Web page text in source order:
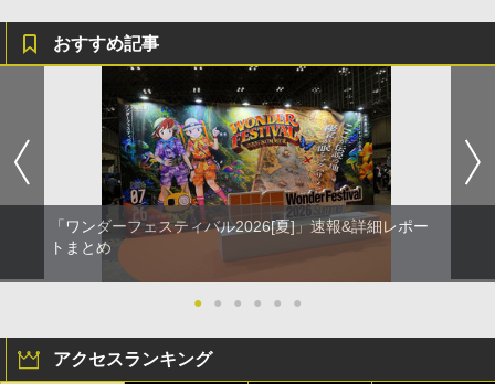
おすすめ記事
「ワンダーフェスティバル2026[夏]」速報&詳細レポー
トまとめ
● ● ● ● ● ●
アクセスランキング